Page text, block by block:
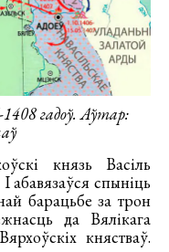
гадоў. Аўтар:
князь Васіль
абавязаўся спыніць
барацьбе за трон
да Вялікага
княстваў.